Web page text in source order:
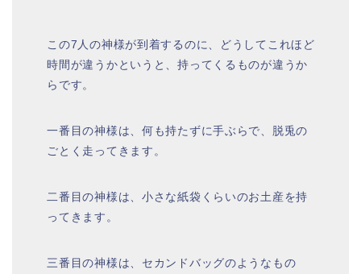
この7人の神様が到着するのに、どうしてこれほど
時間が違うかというと、持ってくるものが違うか
らです。
一番目の神様は、何も持たずに手ぶらで、脱兎の
ごとく走ってきます。
二番目の神様は、小さな紙袋くらいのお土産を持
ってきます。
三番目の神様は、セカンドバッグのようなもの